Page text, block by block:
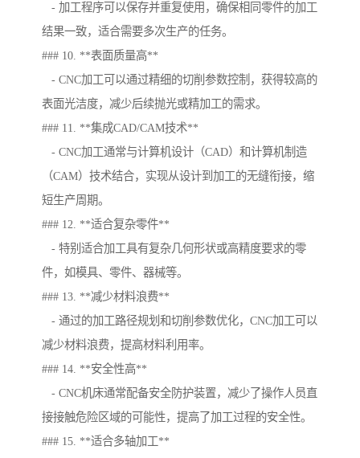
- 加工程序可以保存并重复使用，确保相同零件的加工
结果一致，适合需要多次生产的任务。
### 10. **表面质量高**
- CNC加工可以通过精细的切削参数控制，获得较高的
表面光洁度，减少后续抛光或精加工的需求。
### 11. **集成CAD/CAM技术**
- CNC加工通常与计算机设计（CAD）和计算机制造
（CAM）技术结合，实现从设计到加工的无缝衔接，缩
短生产周期。
### 12. **适合复杂零件**
- 特别适合加工具有复杂几何形状或高精度要求的零
件，如模具、零件、器械等。
### 13. **减少材料浪费**
- 通过的加工路径规划和切削参数优化，CNC加工可以
减少材料浪费，提高材料利用率。
### 14. **安全性高**
- CNC机床通常配备安全防护装置，减少了操作人员直
接接触危险区域的可能性，提高了加工过程的安全性。
### 15. **适合多轴加工**